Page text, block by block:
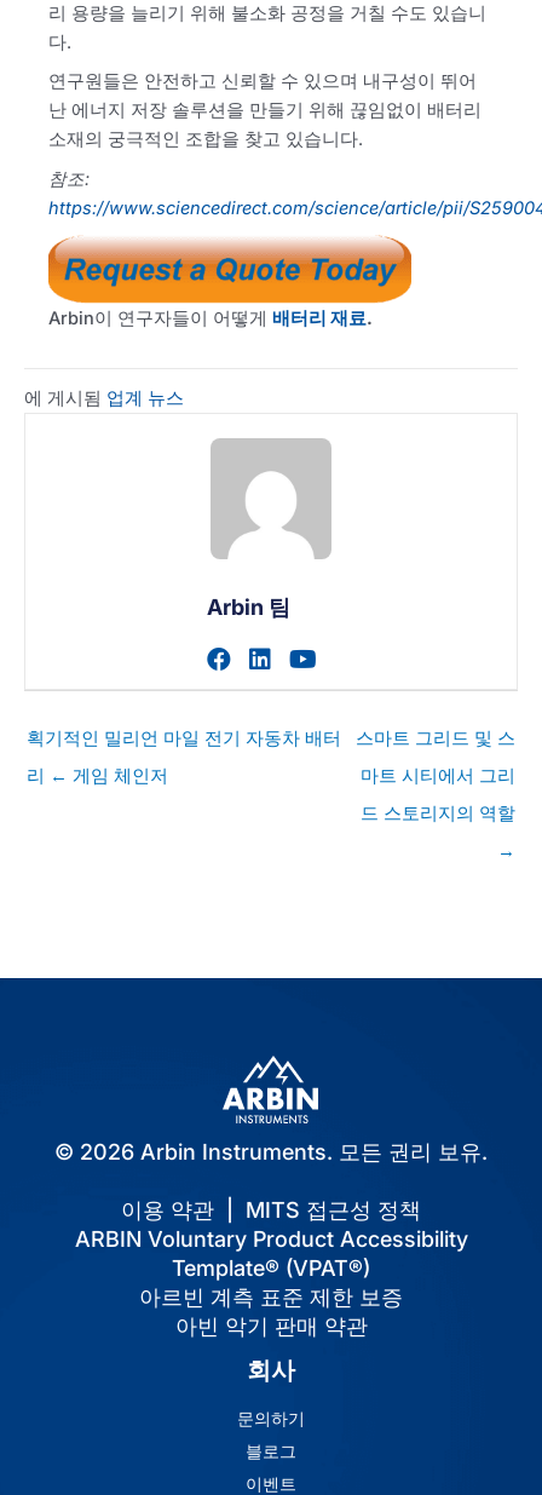
리 용량을 늘리기 위해 불소화 공정을 거칠 수도 있습니
다.
연구원들은 안전하고 신뢰할 수 있으며 내구성이 뛰어
난 에너지 저장 솔루션을 만들기 위해 끊임없이 배터리
소재의 궁극적인 조합을 찾고 있습니다.
참조:
https://www.sciencedirect.com/science/article/pii/
Arbin이 연구자들이 어떻게 배터리 재료.
에 게시됨 업계 뉴스
Arbin 팀
작가의 facebook 프로필 방
작가의 linkedin 프로필
게
물
획기적인 밀리언 마일 전기 자동차 배터
리 ← 게임 체인저
스마트 그리드 및 스
마트 시티에서 그리
드 스토리지의 역할
→
© 2026 Arbin Instruments. 모든 권리 보유.
이용 약관
MITS 접근성 정책
ARBIN Voluntary Product Accessibility
Template® (VPAT®)
아르빈 계측 표준 제한 보증
아빈 악기 판매 약관
회사
문의하기
블로그
이벤트